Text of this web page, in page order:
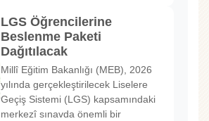
LGS Öğrencilerine
Beslenme Paketi
Dağıtılacak
Millî Eğitim Bakanlığı (MEB), 2026
yılında gerçekleştirilecek Liselere
Geçiş Sistemi (LGS) kapsamındaki
merkezî sınavda önemli bir